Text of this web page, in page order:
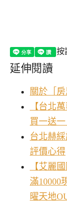
按
延伸閱讀
關於［
【台北
買一送一
台北赫
評價心得
【艾麗
滿10000
曜天地